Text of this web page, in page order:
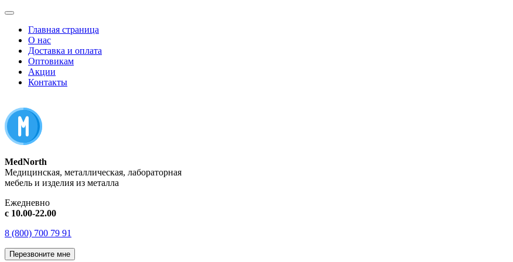
Главная страница
О нас
Доставка и оплата
Оптовикам
Акции
Контакты
MedNorth
Медицинская, металлическая, лабораторная
мебель и изделия из металла
Ежедневно
с 10.00-22.00
8 (800) 700 79 91
Перезвоните мне